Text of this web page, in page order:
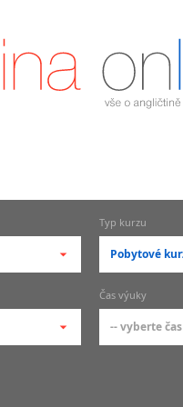
Typ kurzu
Pobytové
-- vyberte
Čas výuky
-- vyberte